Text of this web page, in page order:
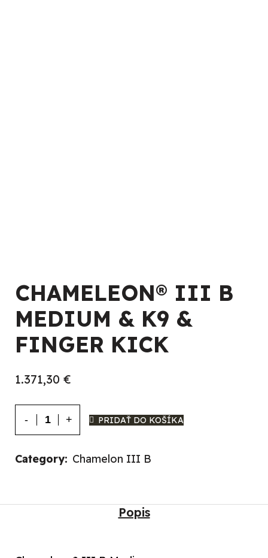
CHAMELEON® III B
MEDIUM & K9 &
FINGER KICK
1.371,30€
CHAMELEON®
III
MEDIUM
K9
PRIDAŤ DO KOŠÍKA
Category: Chamelon III B
Popis